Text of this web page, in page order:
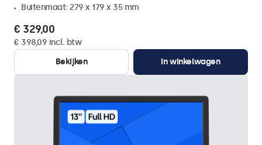
Buitenmaat: 279 x 179 x 35 mm
€ 329,00
€ 398,09 incl. btw
Bekijken
In winkelwagen